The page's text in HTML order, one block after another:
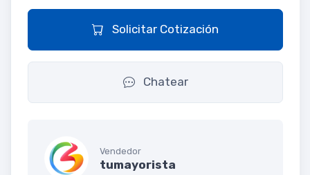
Solicitar Cotización
Chatear
Vendedor
tumayorista